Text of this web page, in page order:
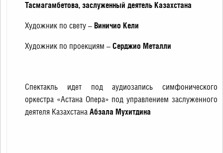
Тасмагамбетова, заслуженный деятель Казахстана
Художник по свету – Виничио Кели
Художник по проекциям – Серджио Металли
Спектакль идет под аудиозапись симфонического
оркестра «Астана Опера» под управлением заслуженного
деятеля Казахстана Абзала Мухитдина